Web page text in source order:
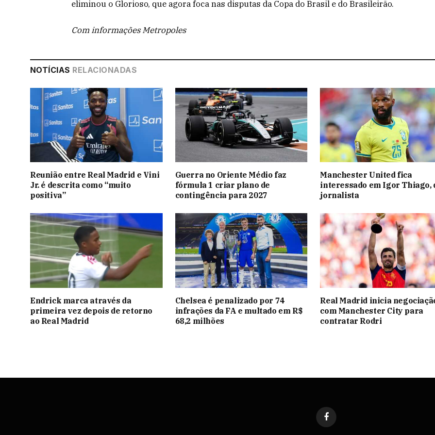
eliminou o Glorioso, que agora foca nas disputas da Copa do Brasil e do Brasileirão.
Com informações Metropoles
NOTÍCIAS RELACIONADAS
Reunião entre Real Madrid e Vini
Jr. é descrita como “muito
positiva”
Guerra no Oriente Médio faz
fórmula 1 criar plano de
contingência para 2027
Manchester United fica
interessado em Igor Thiago,
jornalista
Endrick marca através da
primeira vez depois de retorno
ao Real Madrid
Chelsea é penalizado por 74
infrações da FA e multado em R$
68,2 milhões
Real Madrid inicia
com Manchester City para
contratar Rodri
Facebook